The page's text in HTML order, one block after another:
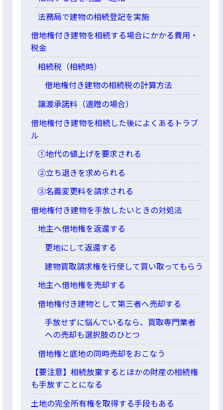
法務局で建物の相続登記を実施
借地権付き建物を相続する場合にかかる費用・
税金
相続税（相続時）
借地権付き建物の相続税の計算方法
譲渡承諾料（遺贈の場合）
借地権付き建物を相続した後によくあるトラブ
ル
①地代の値上げを要求される
②立ち退きを求められる
③名義変更料を請求される
借地権付き建物を手放したいときの対処法
地主へ借地権を返還する
更地にして返還する
建物買取請求権を行使して買い取ってもらう
地主へ借地権を売却する
借地権付き建物として第三者へ売却する
手放せずに悩んでいるなら、買取専門業者
への売却も選択肢のひとつ
借地権と底地の同時売却をおこなう
【要注意】相続放棄するとほかの財産の相続権
も手放すことになる
土地の完全所有権を取得する手段もある